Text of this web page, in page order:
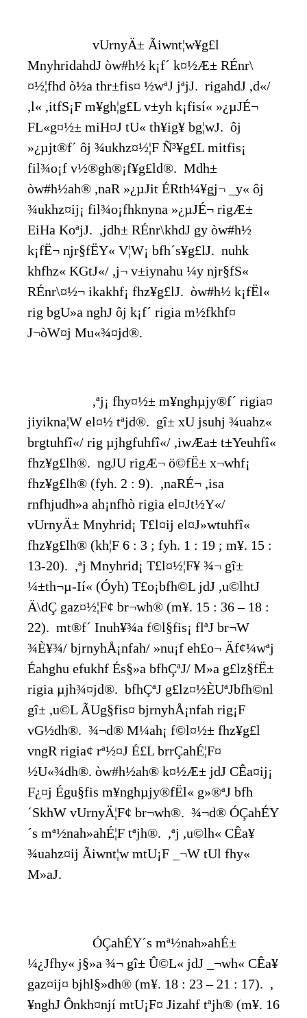
vUrnyÄ± Ãiwnt¦w¥g£l
MnyhridahdJ òw#h½ k¡f´ k¤½Æ± RÉnr\
¤½¦fhd ò½a thr±fis¤ ½wªJ jªjJ. rigahdJ ,d«/
,l« ,itfS¡F m¥gh¦g£L v±yh k¡fisí« »¿µJÉ¬
FL«g¤½± miH¤J tU« th­¥ig¥ bg¦wJ. ôj
»¿µjt®f´ ôj ¾ukhz¤½¦F Ñ³¥g£L mitfis¡
fil¾o¡f v½®gh®¡f¥g£ld®. Mdh±
òw#h½ah® ,naR »¿µJit ÉRth¼¥gj¬ _y« ôj
¾ukhz¤ij¡ fil¾o¡fhknyna »¿µJÉ¬ rigÆ±
EiHa KoªjJ. ,jdh± RÉnr\khdJ gy òw#h½
k¡fË¬ njr§fËY« V¦W¡ bfh´s¥g£lJ. nuhk
khfhz« KGtJ«/ ,j¬ v±iynahu ¼y njr§fS«
RÉnr\¤½¬ ikakhf¡ fhz¥g£lJ. òw#h½ k¡fËl«
rig bgU»a nghJ ôj k¡f´ rigia m½fkhf¤
J¬òW¤j Mu«¾¤jd®.
,ªj¡ fhy¤½± m¥nghµjy®f´ rigia¤
jiyikna¦W el¤½ tªjd®. gî± xU jsuhj ¾uahz«
br­gtuhfî«/ rig µjhgfuhfî«/ ,iwÆa± t±Yeuhfî«
fhz¥g£lh®. ngJU rigÆ¬ ö©fË± x¬whf¡
fhz¥g£lh® (fyh. 2 : 9). ,naRÉ¬ ,isa
rnfhjudh»a ah¡nfhò rigia el¤Jt½Y«/
vUrnyÄ± Mnyhrid¡ T£l¤ij el¤J»wtuhfî«
fhz¥g£lh® (kh¦F 6 : 3 ; fyh. 1 : 19 ; m¥. 15 :
13-20). ,ªj Mnyhrid¡ T£l¤½¦F¥ ¾¬ gî±
¼±th¬µ-Ií« (Óyh) T£o¡bfh©L jdJ ,u©lhtJ
Ä\dÇ gaz¤½¦F¢ br¬wh® (m¥. 15 : 36 – 18 :
22). mt®f´ Inuh¥¾a f©l§fis¡ flªJ br¬W
¾È¥¾/ bjrnyhÅ¡nfah/ »nu¡f eh£o¬ Äf¢¼wªj
Éahghu efukhf És§»a bfhÇªJ/ M»a g£lz§fË±
rigia µjh¾¤jd®. bfhÇªJ g£lz¤½ÈUªJbfh©nl
gî± ,u©L ÃUg§fis¤ bjrnyhÅ¡nfah rig¡F
vG½dh®. ¾¬d® M¼ah¡ f©l¤½± fhz¥g£l
vngR rigia¢ rª½¤J É£L brrÇahÉ¦F¤
½U«¾dh®. òw#h½ah® k¤½Æ± jdJ CÊa¤ij¡
F¿¤j Égu§fis m¥nghµjy®fËl« g»®ªJ bfh
´SkhW vUrnyÄ¦F¢ br¬wh®. ¾¬d® ÓÇahÉY
´s mª½nah»ahÉ¦F tªjh®. ,ªj ,u©lh« CÊa¥
¾uahz¤ij Ãiwnt¦w mtU¡F _¬W tUl fhy«
M»aJ.
ÓÇahÉY´s mª½nah»ahÉ±
¼¿Jfhy« j§»a ¾¬ gî± Û©L« jdJ _¬wh« CÊa¥
gaz¤ij¤ bjhl§»dh® (m¥. 18 : 23 – 21 : 17). ,
¥nghJ Ônkh¤njí mtU¡F¤ Jizahf tªjh® (m¥. 16